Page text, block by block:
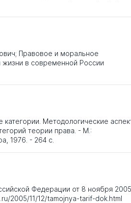
Правовое и моральное
жизни в современной России
Методологические
теории права. - М.:
1976. - 264 c.
Федерации от 8 ноября 2005
2005/11/12/tamojnya-tarif-dok.html